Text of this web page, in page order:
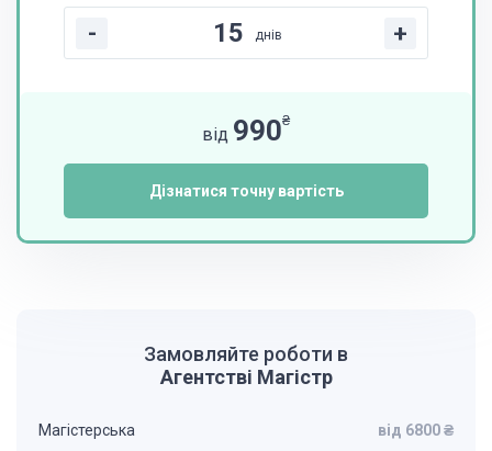
- днів +
від 990₴
Дізнатися точну вартість
Замовляйте роботи в
Агентстві Магістр
Магістерська від 6800 ₴